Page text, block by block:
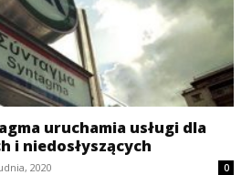
uruchamia usługi dla
i niedosłyszących
2020 0